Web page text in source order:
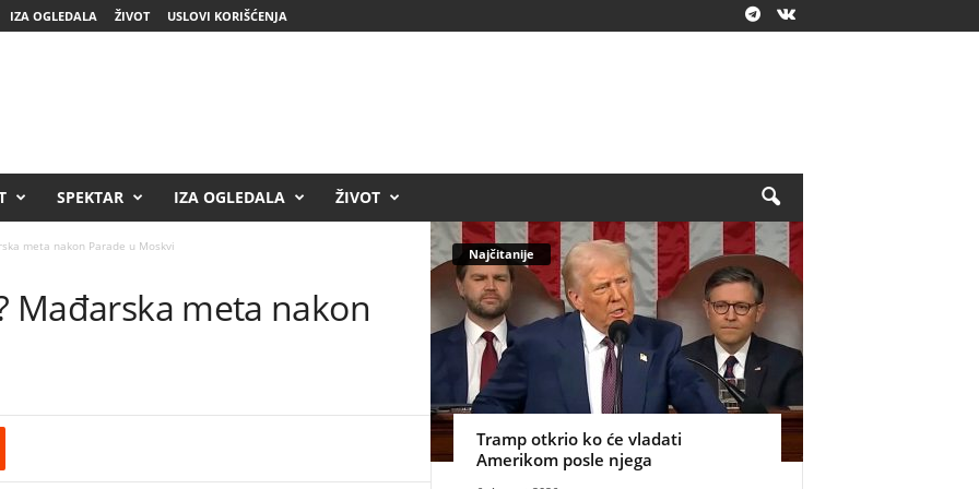
IZA OGLEDALA ŽIVOT USLOVI KORIŠĆENJA
SPEKTAR IZA OGLEDALA ŽIVOT
meta nakon Parade u Moskvi
Mađarska meta nakon
Najčitanije
Tramp otkrio ko će vladati
Amerikom posle njega